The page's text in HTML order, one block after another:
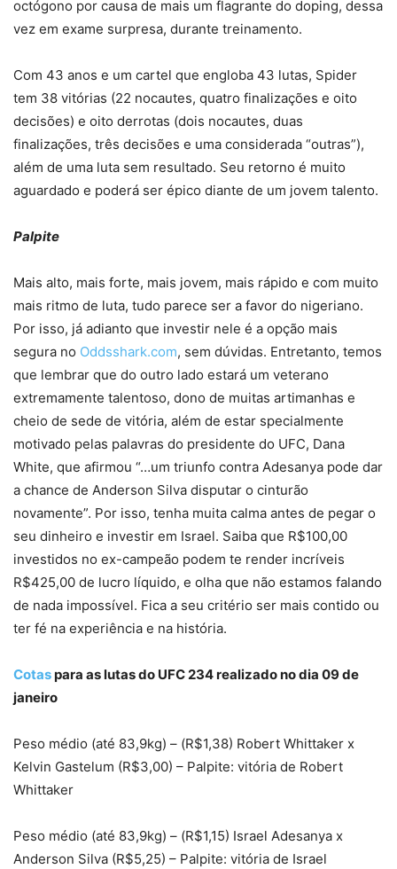
octógono por causa de mais um flagrante do doping, dessa
vez em exame surpresa, durante treinamento.
Com 43 anos e um cartel que engloba 43 lutas, Spider
tem 38 vitórias (22 nocautes, quatro finalizações e oito
decisões) e oito derrotas (dois nocautes, duas
finalizações, três decisões e uma considerada “outras”),
além de uma luta sem resultado. Seu retorno é muito
aguardado e poderá ser épico diante de um jovem talento.
Palpite
Mais alto, mais forte, mais jovem, mais rápido e com muito
mais ritmo de luta, tudo parece ser a favor do nigeriano.
Por isso, já adianto que investir nele é a opção mais
segura no Oddsshark.com, sem dúvidas. Entretanto, temos
que lembrar que do outro lado estará um veterano
extremamente talentoso, dono de muitas artimanhas e
cheio de sede de vitória, além de estar specialmente
motivado pelas palavras do presidente do UFC, Dana
White, que afirmou “…um triunfo contra Adesanya pode dar
a chance de Anderson Silva disputar o cinturão
novamente”. Por isso, tenha muita calma antes de pegar o
seu dinheiro e investir em Israel. Saiba que R$100,00
investidos no ex-campeão podem te render incríveis
R$425,00 de lucro líquido, e olha que não estamos falando
de nada impossível. Fica a seu critério ser mais contido ou
ter fé na experiência e na história.
Cotaspara as lutas do UFC 234 realizado no dia 09 de
janeiro
Peso médio (até 83,9kg) – (R$1,38) Robert Whittaker x
Kelvin Gastelum (R$3,00) – Palpite: vitória de Robert
Whittaker
Peso médio (até 83,9kg) – (R$1,15) Israel Adesanya x
Anderson Silva (R$5,25) – Palpite: vitória de Israel